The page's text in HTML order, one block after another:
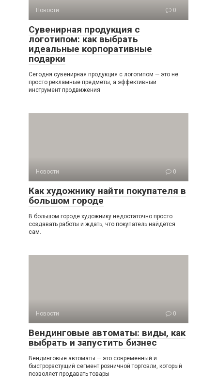
Новости 0
Сувенирная продукция с
логотипом: как выбрать
идеальные корпоративные
подарки
Сегодня сувенирная продукция с логотипом — это не
просто рекламные предметы, а эффективный
инструмент продвижения
Новости 0
Как художнику найти покупателя в
большом городе
В большом городе художнику недостаточно просто
создавать работы и ждать, что покупатель найдётся
сам.
Новости 0
Вендинговые автоматы: виды, как
выбрать и запустить бизнес
Вендинговые автоматы — это современный и
быстрорастущий сегмент розничной торговли, который
позволяет продавать товары